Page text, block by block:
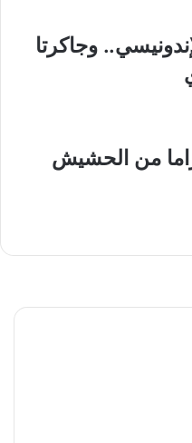
وجاكرتا
16 كيلوجراما من الحشيش